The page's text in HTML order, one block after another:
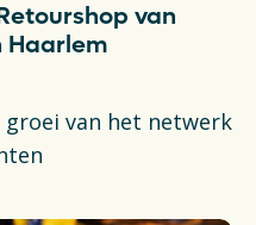
van
Haarlem
van het netwerk